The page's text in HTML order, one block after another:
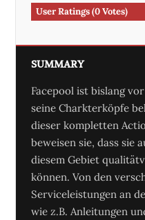
User Ratings(0Votes)
SUMMARY
Facepool ist bislang
seine Charkterköpfe
dieser kompletten
beweisen sie, dass sie
diesem Gebiet
können. Von den
Serviceleistungen an
wie z.B. Anleitungen